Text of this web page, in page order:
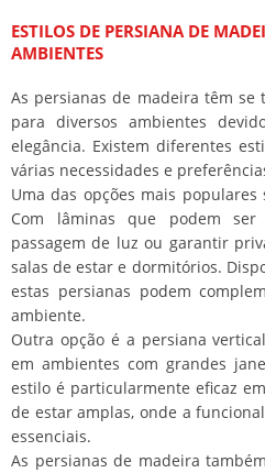
ESTILOS DE PERSIANA DE
AMBIENTES
As persianas de madeira têm se
para diversos ambientes
elegância. Existem diferentes
várias necessidades e
Uma das opções mais
Com lâminas que podem
passagem de luz ou garantir
salas de estar e dormitórios.
estas persianas podem
ambiente.
Outra opção é a persiana
em ambientes com grandes
estilo é particularmente eficaz
de estar amplas, onde a
essenciais.
As persianas de madeira